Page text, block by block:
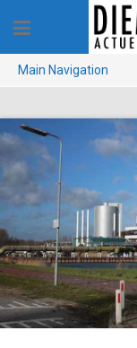
content
Main Navigation
GEMEENTE
VERKIEZINGEN
COLOFON